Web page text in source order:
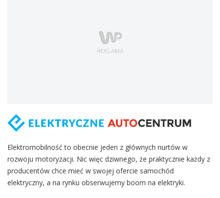
Elektromobilność to obecnie jeden z głównych nurtów w
rozwoju motoryzacji. Nic więc dziwnego, że praktycznie każdy z
producentów chce mieć w swojej ofercie samochód
elektryczny, a na rynku obserwujemy boom na elektryki.